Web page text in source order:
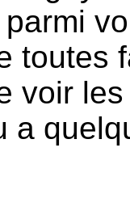
toutes
voir
a